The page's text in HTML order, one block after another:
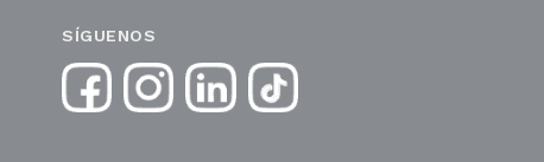
SÍGUENOS